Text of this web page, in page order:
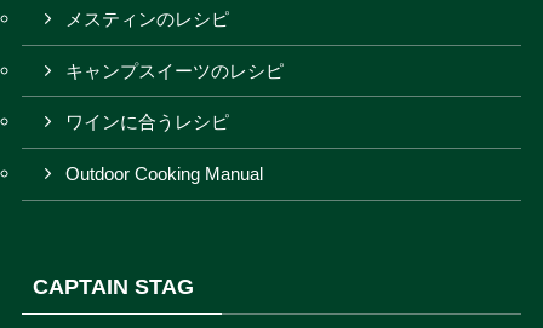
メスティンのレシピ
キャンプスイーツのレシピ
ワインに合うレシピ
Outdoor Cooking Manual
CAPTAIN STAG